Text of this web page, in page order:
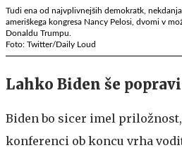
Tudi ena od najvplivnejših demokratk,
ameriškega kongresa Nancy Pelosi, dvomi v
Donaldu Trumpu.
Foto: Twitter/Daily Loud
Lahko Biden še
Biden bo sicer imel
konferenci ob koncu vrha